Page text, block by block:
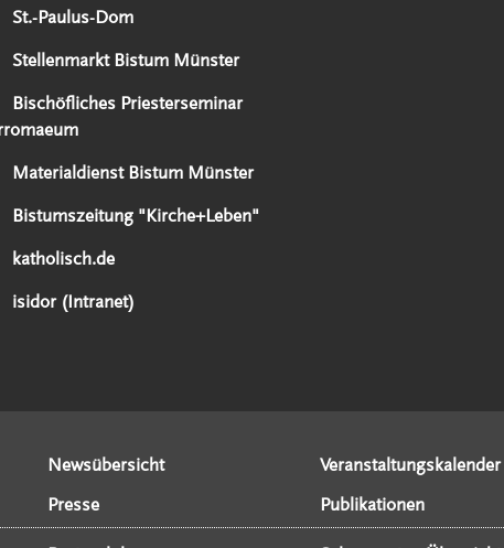
St.-Paulus-Dom
Stellenmarkt Bistum Münster
Bischöfliches Priesterseminar
Materialdienst Bistum Münster
Bistumszeitung "Kirche+Leben"
katholisch.de
isidor (Intranet)
Newsübersicht
Veranstaltungskalender
Presse Publikationen